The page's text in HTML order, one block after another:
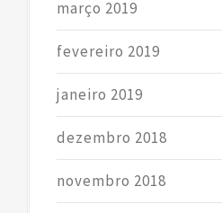
março 2019
fevereiro 2019
janeiro 2019
dezembro 2018
novembro 2018